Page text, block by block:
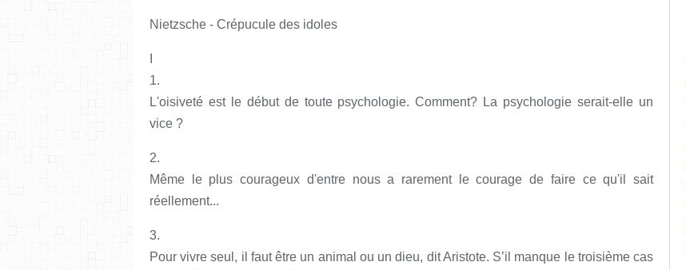
Nietzsche - Crépucule des idoles
1.
L'oisiveté est le début de toute psychologie. Comment? La psychologie serait-elle un
vice ?
2.
Même le plus courageux d'entre nous a rarement le courage de faire ce qu'il sait
réellement...
3.
Pour vivre seul, il faut être un animal ou un dieu, dit Aristote. S’il manque le troisième cas